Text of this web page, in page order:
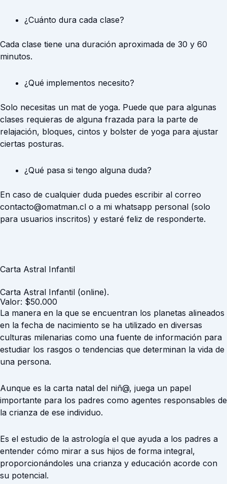
¿Cuánto dura cada clase?
Cada clase tiene una duración aproximada de 30 y 60
minutos.
¿Qué implementos necesito?
Solo necesitas un mat de yoga. Puede que para algunas
clases requieras de alguna frazada para la parte de
relajación, bloques, cintos y bolster de yoga para ajustar
ciertas posturas.
¿Qué pasa si tengo alguna duda?
En caso de cualquier duda puedes escribir al correo
contacto@omatman.cl o a mi whatsapp personal (solo
para usuarios inscritos) y estaré feliz de responderte.
Carta Astral Infantil
Carta Astral Infantil (online).
Valor: $50.000
La manera en la que se encuentran los planetas alineados
en la fecha de nacimiento se ha utilizado en diversas
culturas milenarias como una fuente de información para
estudiar los rasgos o tendencias que determinan la vida de
una persona.
Aunque es la carta natal del niñ@, juega un papel
importante para los padres como agentes responsables de
la crianza de ese individuo.
Es el estudio de la astrología el que ayuda a los padres a
entender cómo mirar a sus hijos de forma integral,
proporcionándoles una crianza y educación acorde con
su potencial.